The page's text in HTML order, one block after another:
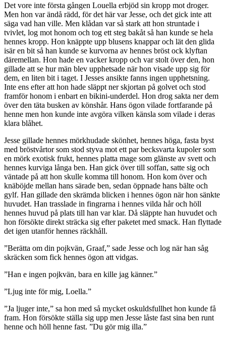
Det vore inte första gången Louella erbjöd sin kropp mot droger.
Men hon var ändå rädd, för det här var Jesse, och det gick inte att
säga vad han ville. Men klådan var så stark att hon struntade i
tvivlet, log mot honom och tog ett steg bakåt så han kunde se hela
hennes kropp. Hon knäppte upp blusens knappar och lät den glida
isär en bit så han kunde se kurvorna av hennes bröst ock klyftan
däremellan. Hon hade en vacker kropp och var stolt över den, hon
gillade att se hur män blev upphetsade när hon visade upp sig för
dem, en liten bit i taget. I Jesses ansikte fanns ingen upphetsning.
Inte ens efter att hon hade släppt ner skjortan på golvet och stod
framför honom i enbart en bikini-underdel. Hon drog sakta ner dem
över den täta busken av könshår. Hans ögon vilade fortfarande på
henne men hon kunde inte avgöra vilken känsla som vilade i deras
klara blåhet.
Jesse gillade hennes mörkhudade skönhet, hennes höga, fasta byst
med bröstvårtor som stod styva mot ett par becksvarta kupoler som
en mörk exotisk frukt, hennes platta mage som glänste av svett och
hennes kurviga långa ben. Han gick över till soffan, satte sig och
väntade på att hon skulle komma till honom. Hon kom över och
knäböjde mellan hans särade ben, sedan öppnade hans bälte och
gylf. Han gillade den skrämda blicken i hennes ögon när hon sänkte
huvudet. Han trasslade in fingrarna i hennes vilda hår och höll
hennes huvud på plats till han var klar. Då släppte han huvudet och
hon försökte direkt sträcka sig efter paketet med smack. Han flyttade
det igen utanför hennes räckhåll.
”Berätta om din pojkvän, Graaf,” sade Jesse och log när han såg
skräcken som fick hennes ögon att vidgas.
”Han e ingen pojkvän, bara en kille jag känner.”
”Ljug inte för mig, Loella.”
”Ja ljuger inte,” sa hon med så mycket oskuldsfullhet hon kunde få
fram. Hon försökte ställa sig upp men Jesse låste fast sina ben runt
henne och höll henne fast. ”Du gör mig illa.”